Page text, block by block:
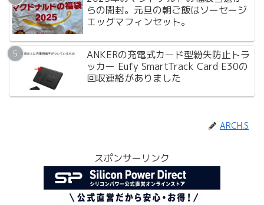
らの開封。元旦の朝ご飯はソーセージ
エッグマフィンセット。
ANKERの充電式カード型紛失防止トラ
ッカー Eufy SmartTrack Card E30の
回収連絡がありました
ARCH.S
スポンサーリンク